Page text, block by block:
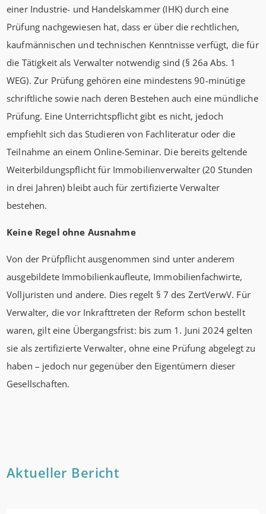
einer Industrie- und Handelskammer (IHK) durch eine
Prüfung nachgewiesen hat, dass er über die rechtlichen,
kaufmännischen und technischen Kenntnisse verfügt, die für
die Tätigkeit als Verwalter notwendig sind (§ 26a Abs. 1
WEG). Zur Prüfung gehören eine mindestens 90-minütige
schriftliche sowie nach deren Bestehen auch eine mündliche
Prüfung. Eine Unterrichtspflicht gibt es nicht, jedoch
empfiehlt sich das Studieren von Fachliteratur oder die
Teilnahme an einem Online-Seminar. Die bereits geltende
Weiterbildungspflicht für Immobilienverwalter (20 Stunden
in drei Jahren) bleibt auch für zertifizierte Verwalter
bestehen.
Keine Regel ohne Ausnahme
Von der Prüfpflicht ausgenommen sind unter anderem
ausgebildete Immobilienkaufleute, Immobilienfachwirte,
Volljuristen und andere. Dies regelt § 7 des ZertVerwV. Für
Verwalter, die vor Inkrafttreten der Reform schon bestellt
waren, gilt eine Übergangsfrist: bis zum 1. Juni 2024 gelten
sie als zertifizierte Verwalter, ohne eine Prüfung abgelegt zu
haben – jedoch nur gegenüber den Eigentümern dieser
Gesellschaften.
Aktueller Bericht